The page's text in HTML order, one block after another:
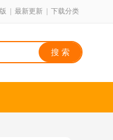
最新更新 下载分类